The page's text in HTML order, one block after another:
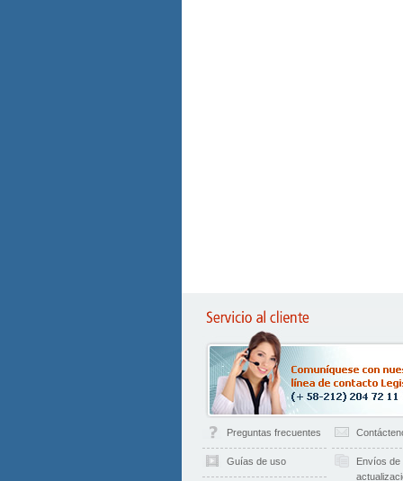
Preguntas frecuentes
Guías de uso
Envíos de